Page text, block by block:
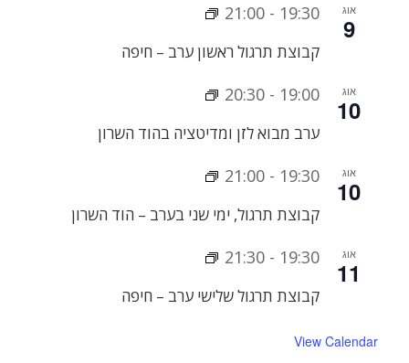
אוג
9
19:30
-
21:00
קבוצת תרגול ראשון ערב – חיפה
אוג
10
19:00
-
20:30
ערב מבוא לזן ומדיטציה בהוד השרון
אוג
10
19:30
-
21:00
קבוצת תרגול, ימי שני בערב – הוד השרון
אוג
11
19:30
-
21:30
קבוצת תרגול שלישי ערב – חיפה
View Calendar